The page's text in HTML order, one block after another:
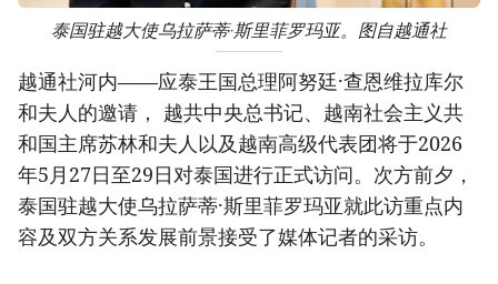
泰国驻越大使乌拉萨蒂·斯里菲罗玛亚。图自越通社
越通社河内——应泰王国总理阿努廷·查恩维拉库尔
和夫人的邀请， 越共中央总书记、越南社会主义共
和国主席苏林和夫人以及越南高级代表团将于2026
年5月27日至29日对泰国进行正式访问。次方前夕，
泰国驻越大使乌拉萨蒂·斯里菲罗玛亚就此访重点内
容及双方关系发展前景接受了媒体记者的采访。